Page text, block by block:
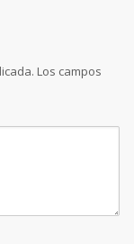
Los campos